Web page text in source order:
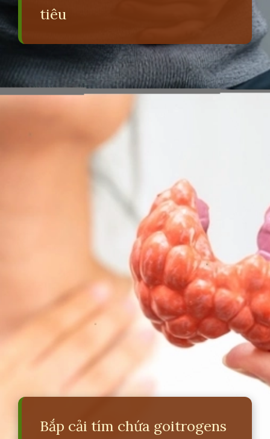
tiêu
Bắp cải tím chứa goitrogens